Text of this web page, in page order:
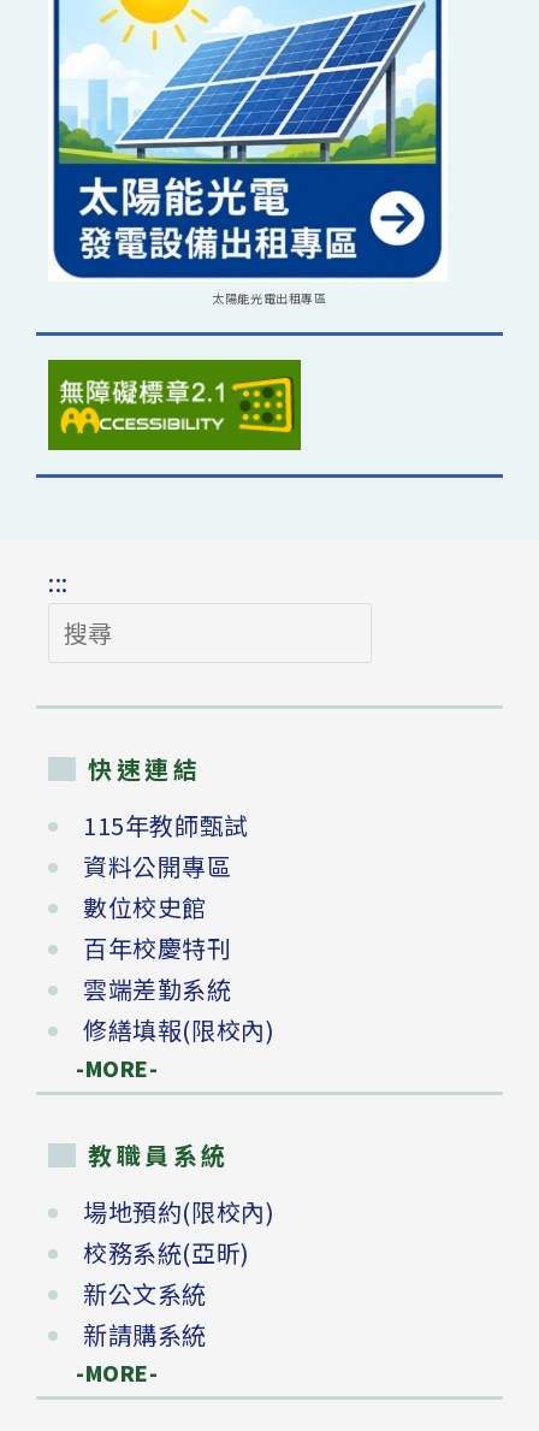
太陽能光電出租專區
:::
搜
尋
快速連結
115年教師甄試
資料公開專區
數位校史館
百年校慶特刊
雲端差勤系統
修繕填報(限校內)
-MORE-
教職員系統
場地預約(限校內)
校務系統(亞昕)
新公文系統
新請購系統
-MORE-